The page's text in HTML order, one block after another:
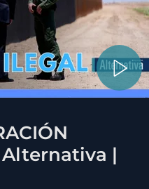
Alternativa |